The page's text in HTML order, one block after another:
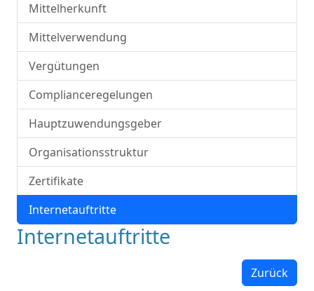
Mittelherkunft
Mittelverwendung
Vergütungen
Complianceregelungen
Hauptzuwendungsgeber
Organisationsstruktur
Zertifikate
Internetauftritte
Internetauftritte
Zurück